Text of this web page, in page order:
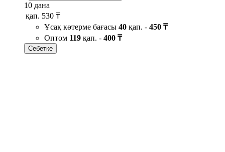
10 дана
қап. 530 ₸
Ұсақ көтерме бағасы 40 қап. - 450 ₸
Оптом 119 қап. - 400 ₸
Себетке